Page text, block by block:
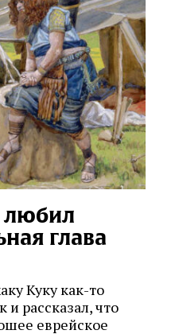
любил
глава
Куку как-то
рассказал, что
еврейское